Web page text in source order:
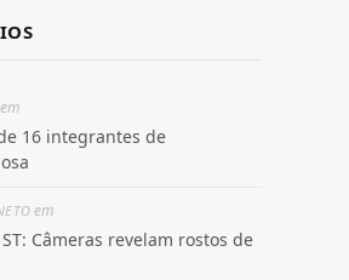
16 integrantes de
em
Câmeras revelam rostos de